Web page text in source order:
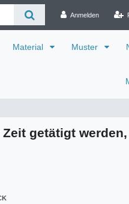
Anmelden
Material Muster
getätigt